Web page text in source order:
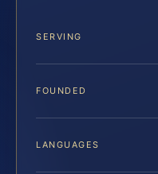
SERVING
FOUNDED
LANGUAGES